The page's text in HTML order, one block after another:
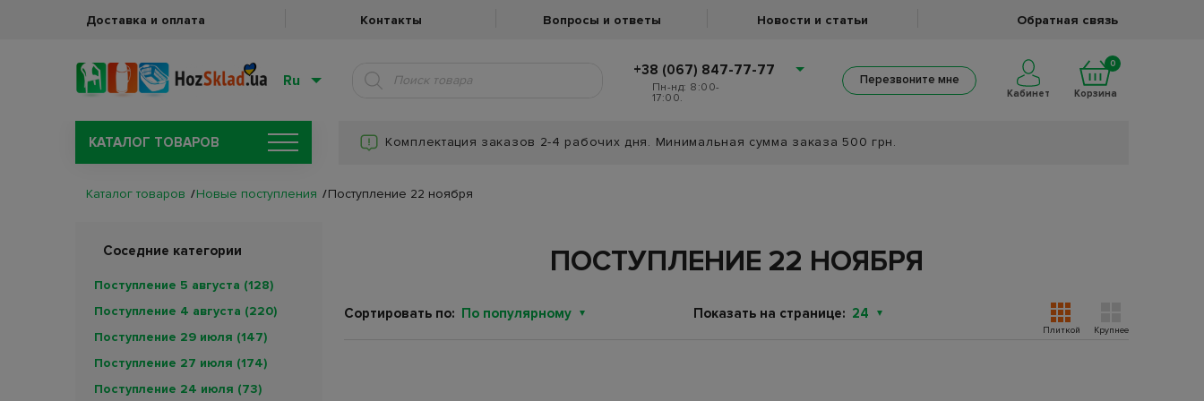
Доставка и оплата Контакты Вопросы и ответы Новости и статьи Обратная связь
Ru
+38 (067) 847-77-77
Пн-нд: 8:00-
17:00.
Перезвоните мне
Кабинет
0
Корзина
КАТАЛОГ ТОВАРОВ Комплектация заказов 2-4 рабочих дня. Минимальная сумма заказа 500 грн.
Каталог товаров Новые поступления Поступление 22 ноября
Соседние категории
Поступление 5 августа (128)
Поступление 4 августа (220)
Поступление 29 июля (147)
Поступление 27 июля (174)
Поступление 24 июля (73)
ПОСТУПЛЕНИЕ 22 НОЯБРЯ
Сортировать по: По популярному Показать на странице: 24
Плиткой Крупнее